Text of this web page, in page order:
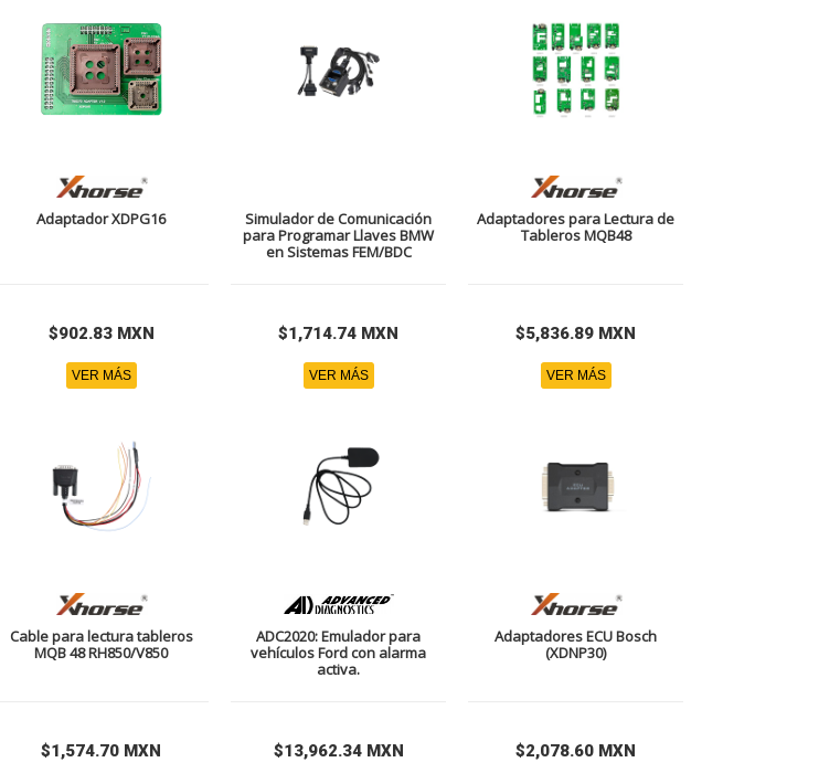
Adaptador XDPG16
$902.83 MXN
VER MÁS
Simulador de Comunicación
para Programar Llaves BMW
en Sistemas FEM/BDC
$1,714.74 MXN
VER MÁS
Adaptadores para Lectura de
Tableros MQB48
$5,836.89 MXN
VER MÁS
Cable para lectura tableros
MQB 48 RH850/V850
$1,574.70 MXN
ADC2020: Emulador para
vehículos Ford con alarma
activa.
$13,962.34 MXN
Adaptadores ECU Bosch
(XDNP30)
$2,078.60 MXN